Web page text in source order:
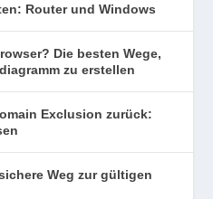
Router und Windows
Die besten Wege,
zu erstellen
Exclusion zurück:
Weg zur gültigen